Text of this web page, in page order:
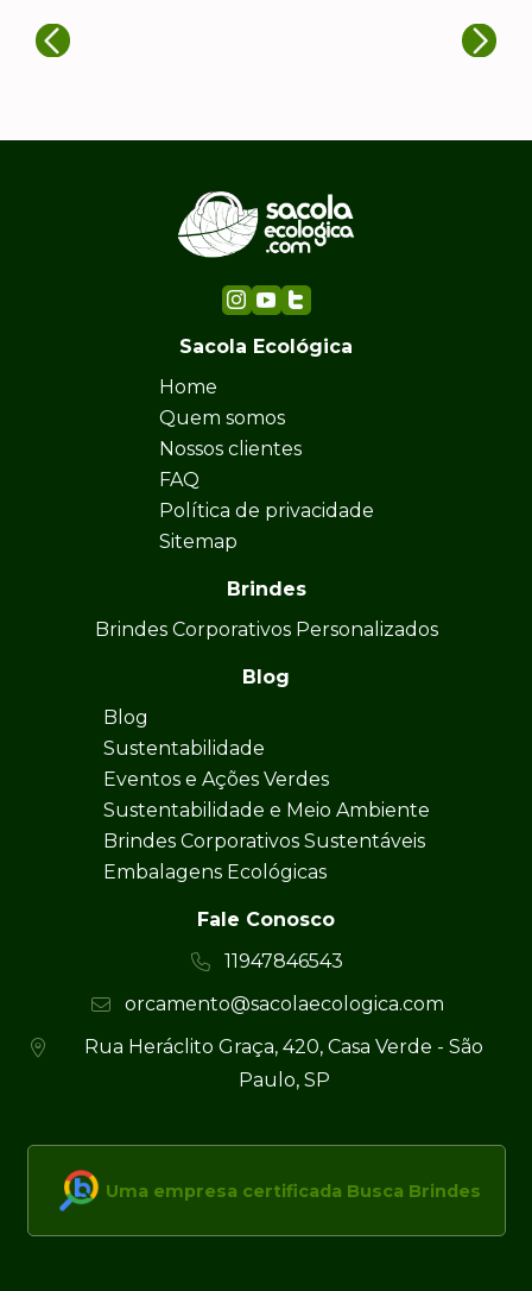
Sacola Ecológica
Home
Quem somos
Nossos clientes
FAQ
Política de privacidade
Sitemap
Brindes
Brindes Corporativos Personalizados
Blog
Blog
Sustentabilidade
Eventos e Ações Verdes
Sustentabilidade e Meio Ambiente
Brindes Corporativos Sustentáveis
Embalagens Ecológicas
Fale Conosco
11947846543
orcamento@sacolaecologica.com
Rua Heráclito Graça, 420, Casa Verde - São
Paulo, SP
Uma empresa certificada Busca Brindes